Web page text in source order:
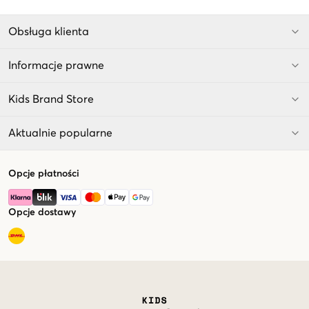
Obsługa klienta
Informacje prawne
Kids Brand Store
Aktualnie popularne
Opcje płatności
Opcje dostawy